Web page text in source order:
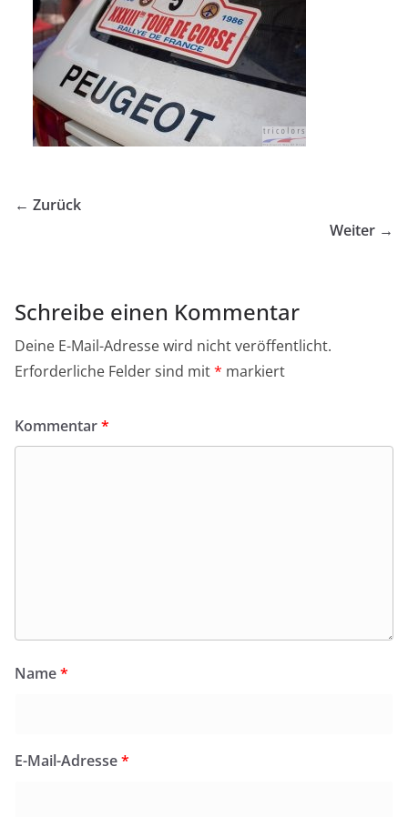
← Zurück
Weiter →
Schreibe einen Kommentar
Deine E-Mail-Adresse wird nicht veröffentlicht.
Erforderliche Felder sind mit* markiert
Kommentar*
Name*
E-Mail-Adresse*